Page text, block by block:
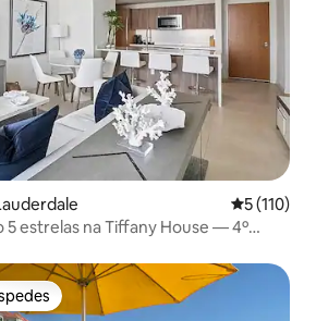
5 de uma
5 (110)
5 estrelas na Tiffany House — 4º
dos hóspedes